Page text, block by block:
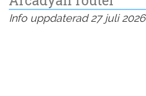
Info uppdaterad 27 juli 2026